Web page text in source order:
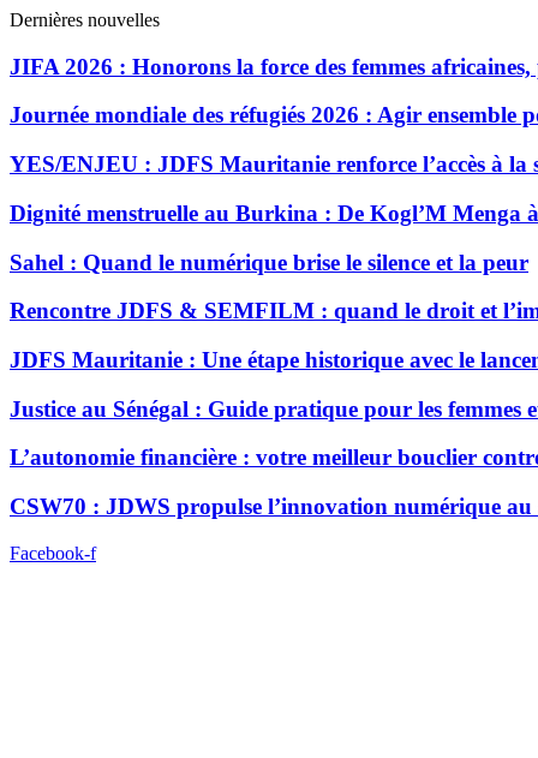
Dernières nouvelles
JIFA 2026 : Honorons la force des femmes
Journée mondiale des réfugiés 2026 : Agir ensemble
YES/ENJEU : JDFS Mauritanie renforce l’accès à
Dignité menstruelle au Burkina : De Kogl’M Menga
Sahel : Quand le numérique brise le silence et la peur
Rencontre JDFS & SEMFILM : quand le droit et
JDFS Mauritanie : Une étape historique avec le
Justice au Sénégal : Guide pratique pour les femmes
L’autonomie financière : votre meilleur bouclier
CSW70 : JDWS propulse l’innovation numérique au
Facebook-f